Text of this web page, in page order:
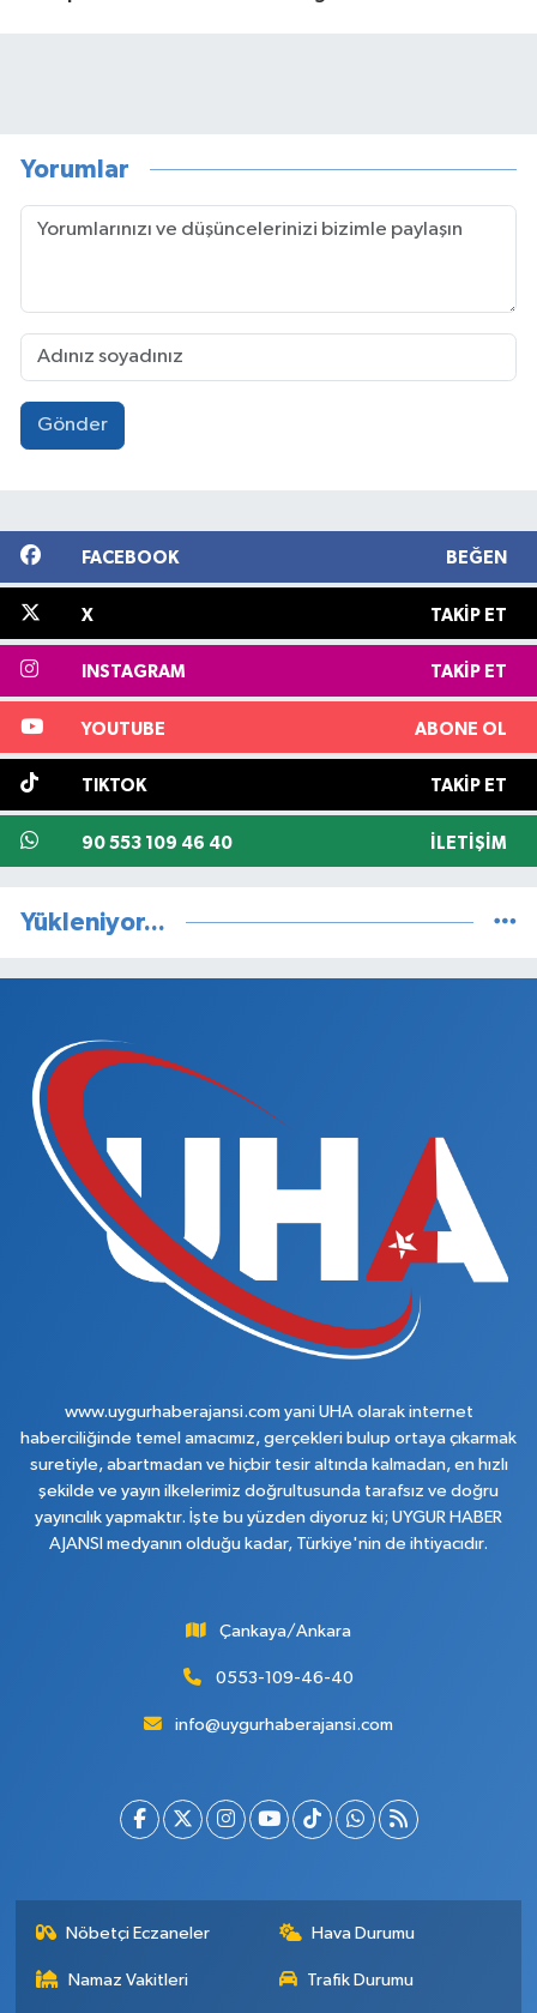
Yorumlar
Gönder
FACEBOOK BEĞEN
X TAKIP ET
INSTAGRAM TAKIP ET
YOUTUBE ABONE OL
TIKTOK TAKIP ET
90 553 109 46 40 İLETIŞIM
Yükleniyor...
www.uygurhaberajansi.com yani UHA olarak internet
haberciliğinde temel amacımız, gerçekleri bulup ortaya çıkarmak
suretiyle, abartmadan ve hiçbir tesir altında kalmadan, en hızlı
şekilde ve yayın ilkelerimiz doğrultusunda tarafsız ve doğru
yayıncılık yapmaktır. İşte bu yüzden diyoruz ki; UYGUR HABER
AJANSI medyanın olduğu kadar, Türkiye'nin de ihtiyacıdır.
Çankaya/Ankara
0553-109-46-40
info@uygurhaberajansi.com
Nöbetçi Eczaneler Hava Durumu
Namaz Vakitleri Trafik Durumu